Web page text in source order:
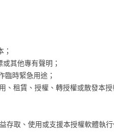
；
其他專有聲明；
臨時緊急用途；
、租賃、授權、轉授權或散發本授
存取、使用或支援本授權軟體執